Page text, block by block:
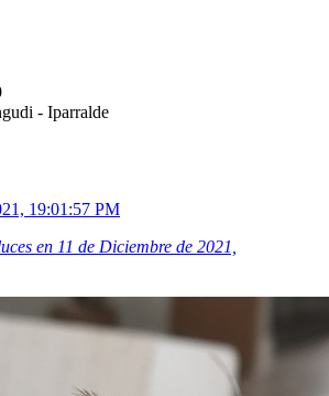
- Iparralde
19:01:57 PM
en 11 de Diciembre de 2021,